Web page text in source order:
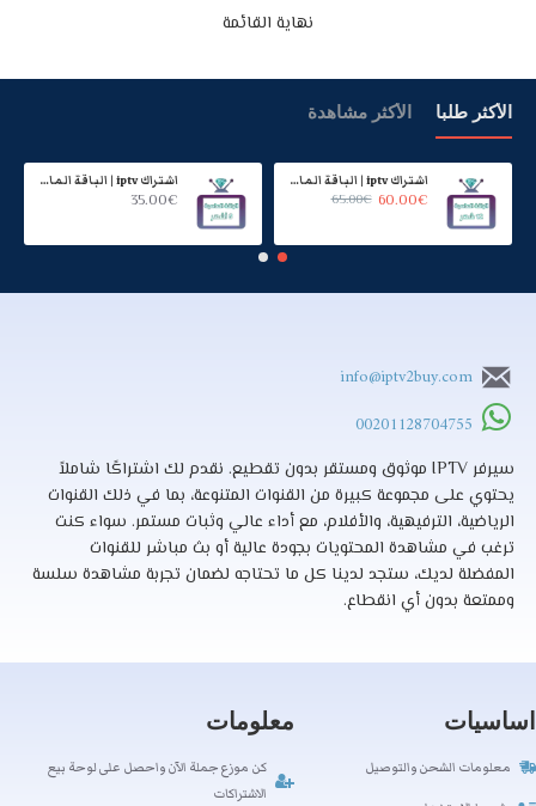
نهاية القائمة
الأكثر طلبا الأكثر مشاهدة
اشتراك iptv | الباقة الماسية | مدة عام
60.00€
65.00€
اشتراك iptv | الباقة الماسية | ستة اشهر
35.00€
info@iptv2buy.com
00201128704755
سيرفر IPTV موثوق ومستقر بدون تقطيع. نقدم لك اشتراكًا شاملاً
يحتوي على مجموعة كبيرة من القنوات المتنوعة، بما في ذلك القنوات
الرياضية، الترفيهية، والأفلام، مع أداء عالي وثبات مستمر. سواء كنت
ترغب في مشاهدة المحتويات بجودة عالية أو بث مباشر للقنوات
المفضلة لديك، ستجد لدينا كل ما تحتاجه لضمان تجربة مشاهدة سلسة
وممتعة بدون أي انقطاع.
اساسيات
معلومات الشحن والتوصيل
معلومات
كن موزع جملة الآن واحصل على لوحة بيع
الاشتراكات